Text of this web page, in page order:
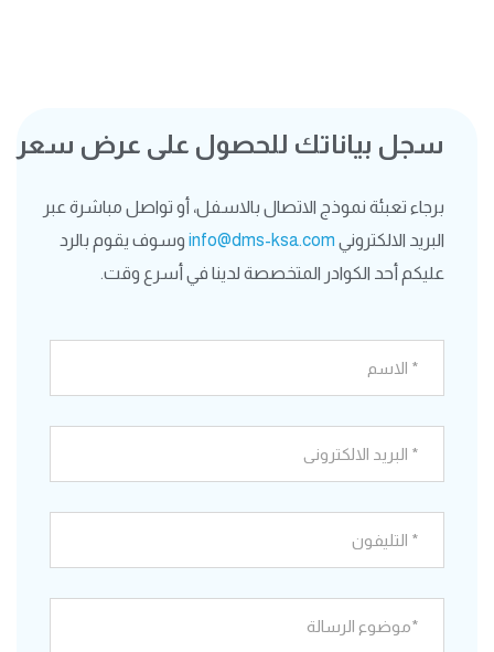
سجل بياناتك للحصول على عرض سعر
برجاء تعبئة نموذج الاتصال بالاسفل، أو تواصل مباشرة عبر
البريد الالكتروني info@dms-ksa.com وسوف يقوم بالرد
عليكم أحد الكوادر المتخصصة لدينا في أسرع وقت.